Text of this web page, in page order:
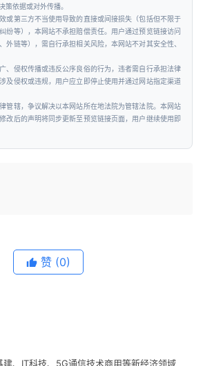
策依据或对外传播。
或第三方不当使用导致的直接或间接损失（包括但不限于
纷等），本网站不承担赔偿责任。用户通过预览链接访问
外链等），需自行承担相关风险，本网站不对其安全性、
、侵权传播或违反公序良俗的行为，违者需自行承担法律
及侵权或违规，用户应立即停止使用并通过网站指定渠道
管辖，争议解决以本网站所在地法院为管辖法院。本网站
改后的声明将同步更新至预览链接页面，用户继续使用即
赞 (0)
建、IT科技、5G通信技术商用等新经济领域